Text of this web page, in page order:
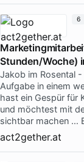
Stunden/Woche)
Jakob im Rosental
Aufgabe in einem
hast ein Gespür für
und möchtest mit
sichtbar machen …
act2gether.at
6